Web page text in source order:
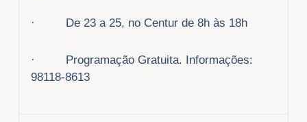
· De 23 a 25, no Centur de 8h às 18h
· Programação Gratuita. Informações:
98118-8613